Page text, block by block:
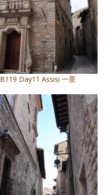
B119 Day11 Assisi 一景